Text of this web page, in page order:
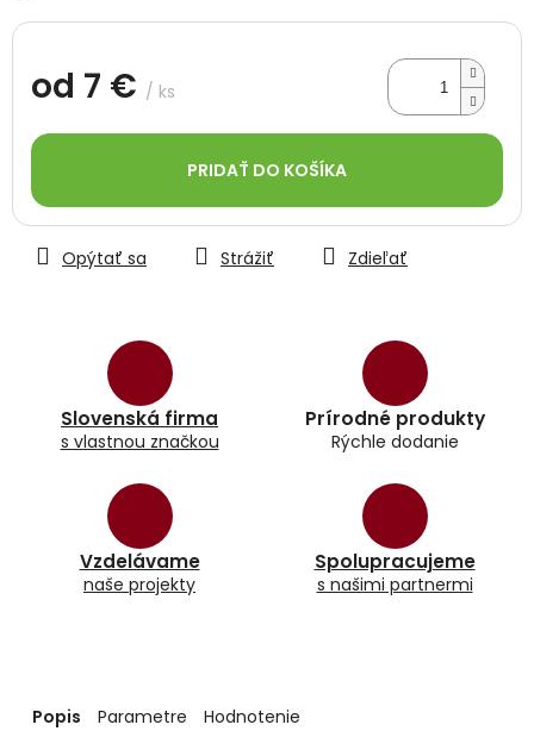
od 7 € / ks
cena:
PRIDAŤ DO KOŠÍKA
Slovenská firma
s vlastnou značkou
Prírodné produkty
Rýchle dodanie
Vzdelávame
naše projekty
Spolupracujeme
s našimi partnermi
Opýtať sa Strážiť Zdieľať
Popis Parametre Hodnotenie